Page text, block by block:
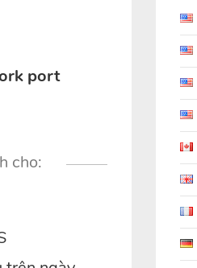
port
cho: